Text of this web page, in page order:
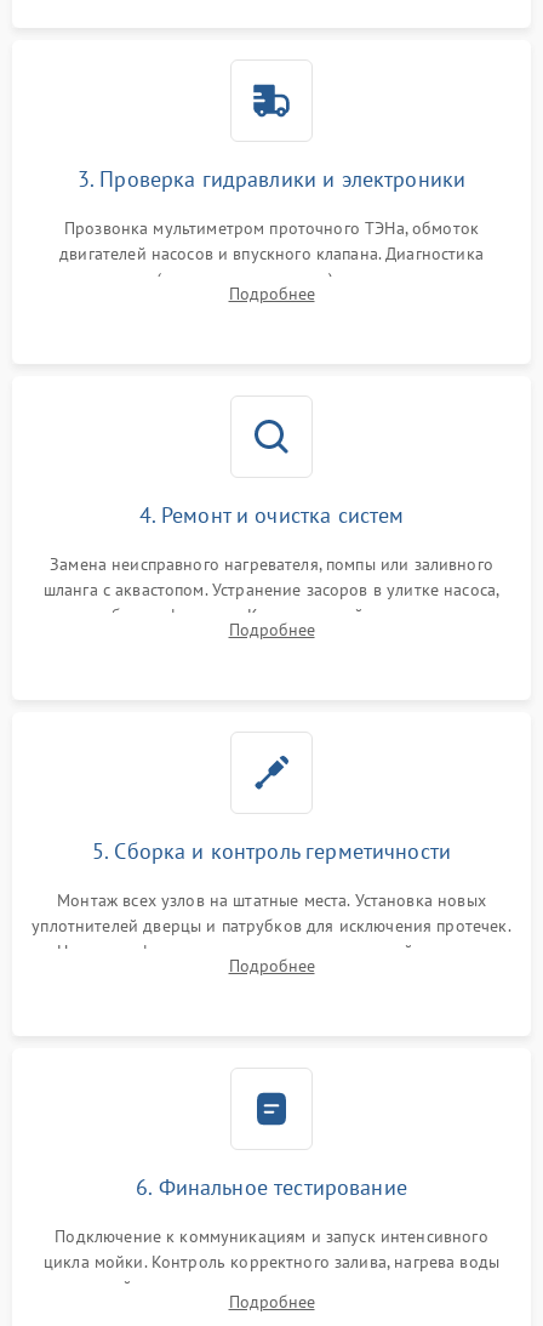
3. Проверка гидравлики и электроники
Прозвонка мультиметром проточного ТЭНа, обмоток
двигателей насосов и впускного клапана. Диагностика
прессостата (датчика уровня воды), датчика мутности,
концевика дверцы и электронного модуля управления.
Подробнее
4. Ремонт и очистка систем
Замена неисправного нагревателя, помпы или заливного
шланга с аквастопом. Устранение засоров в улитке насоса,
патрубках и фильтрах. Компонентный ремонт платы
управления, восстановление поврежденной проводки.
Подробнее
5. Сборка и контроль герметичности
Монтаж всех узлов на штатные места. Установка новых
уплотнителей дверцы и патрубков для исключения протечек.
Надежная фиксация хомутов гидравлической системы,
сборка корпуса и установка датчика поплавка.
Подробнее
6. Финальное тестирование
Подключение к коммуникациям и запуск интенсивного
цикла мойки. Контроль корректного залива, нагрева воды
до нужной температуры, отсутствия посторонних шумов,
штатного слива и абсолютной сухости в поддоне.
Подробнее